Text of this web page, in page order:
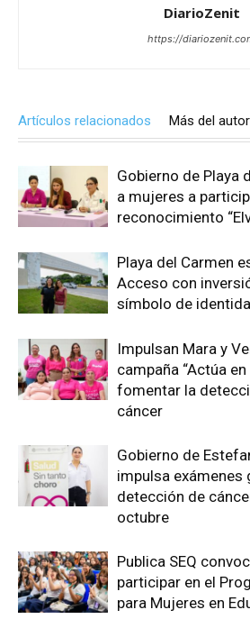
DiarioZenit
https://
Artículos relacionados Más del autor
Gobierno de Playa
a mujeres a
reconocimiento
Playa del Carmen
Acceso con
símbolo de
Impulsan Mara y
campaña “Actúa en
fomentar la
cáncer
Gobierno de
impulsa exámenes
detección de
octubre
Publica SEQ
participar en el
para Mujeres en